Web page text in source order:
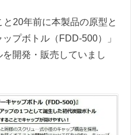
20年前に本製品の原型と
プボトル（FDD-500）」
開発・販売していまし